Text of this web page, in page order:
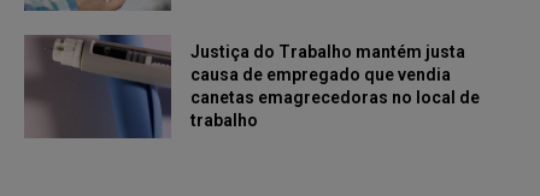
Justiça do Trabalho mantém justa
causa de empregado que vendia
canetas emagrecedoras no local de
trabalho